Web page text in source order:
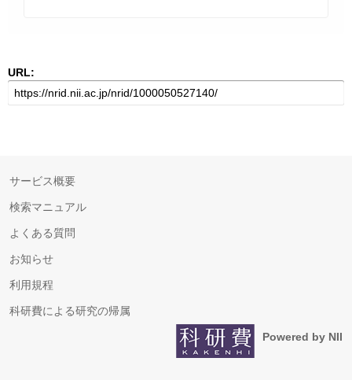
URL:
サービス概要
検索マニュアル
よくある質問
お知らせ
利用規程
科研費による研究の帰属
Powered by NII